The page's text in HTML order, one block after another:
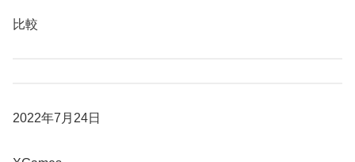
比較
2022年7月24日